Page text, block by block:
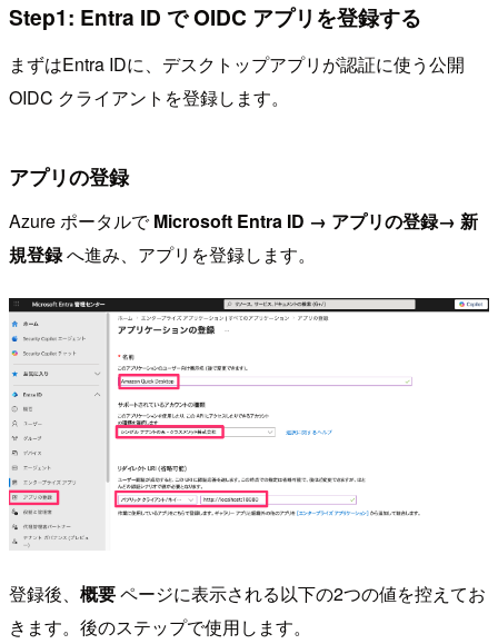
Step1: Entra ID で OIDC アプリを登録する
まずはEntra IDに、デスクトップアプリが認証に使う公開
OIDC クライアントを登録します。
アプリの登録
Azure ポータルでMicrosoft Entra ID → アプリの登録→ 新
規登録へ進み、アプリを登録します。
登録後、 概要ページに表示される以下の2つの値を控えてお
きます。後のステップで使用します。